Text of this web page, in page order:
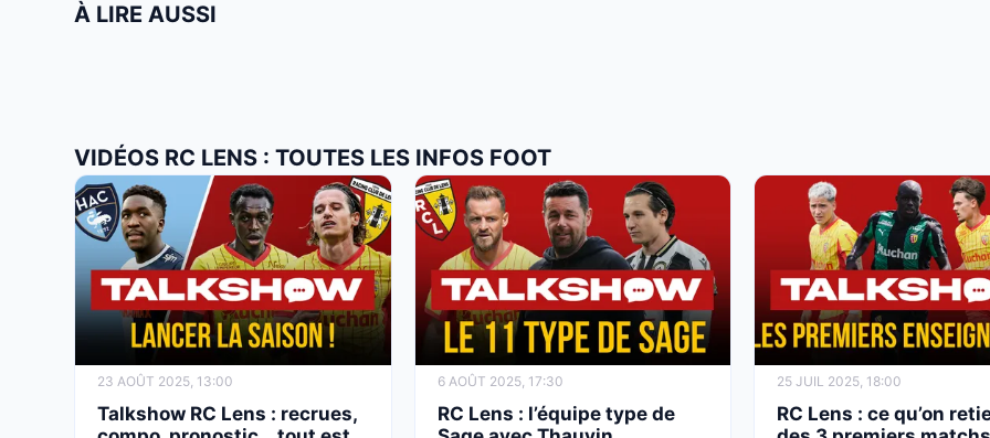
À LIRE AUSSI
VIDÉOS RC LENS : TOUTES LES INFOS FOOT
23 AOÛT 2025, 13:00
Talkshow RC Lens : recrues,
6 AOÛT 2025, 17:30
RC Lens : l’équipe type de
25 JUIL 2025, 18:00
RC Lens : ce qu’on